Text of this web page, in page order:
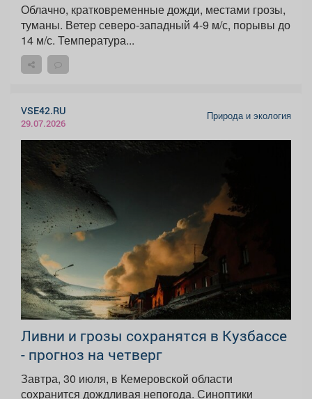
Облачно, кратковременные дожди, местами грозы,
туманы. Ветер северо-западный 4-9 м/с, порывы до
14 м/с. Температура...
VSE42.RU
29.07.2026
Природа и экология
Ливни и грозы сохранятся в Кузбассе
- прогноз на четверг
Завтра, 30 июля, в Кемеровской области
сохранится дождливая непогода. Синоптики